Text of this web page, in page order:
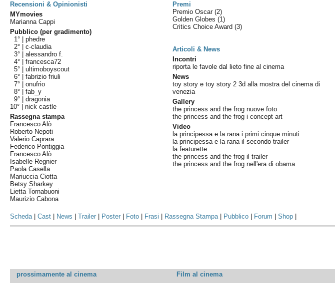
Recensioni & Opinionisti
Premi
MYmovies
Marianna Cappi
Pubblico (per gradimento)
1° |phedre
2° |c-claudia
3° |alessandro f.
4° |francesca72
5° |ultimoboyscout
6° |fabrizio friuli
7° |onufrio
8° |fab_y
9° |dragonia
10° |nick castle
Rassegna stampa
Francesco Alò
Roberto Nepoti
Valerio Caprara
Federico Pontiggia
Francesco Alò
Isabelle Regnier
Paola Casella
Mariuccia Ciotta
Betsy Sharkey
Lietta Tornabuoni
Maurizio Cabona
Premio Oscar(2)
Golden Globes(1)
Critics Choice Award(3)
Articoli & News
Incontri
riporta le favole dal lieto fine al cinema
News
toy story e toy story 2 3d alla mostra del cinema di
venezia
Gallery
the princess and the frog nuove foto
the princess and the frog i concept art
Video
la principessa e la rana i primi cinque minuti
la principessa e la rana il secondo trailer
la featurette
the princess and the frog il trailer
the princess and the frog nell'era di obama
Scheda|Cast News |Trailer Poster Foto Frasi Rassegna Stampa| Pubblico Forum |Shop
prossimamente al cinema Film al cinema